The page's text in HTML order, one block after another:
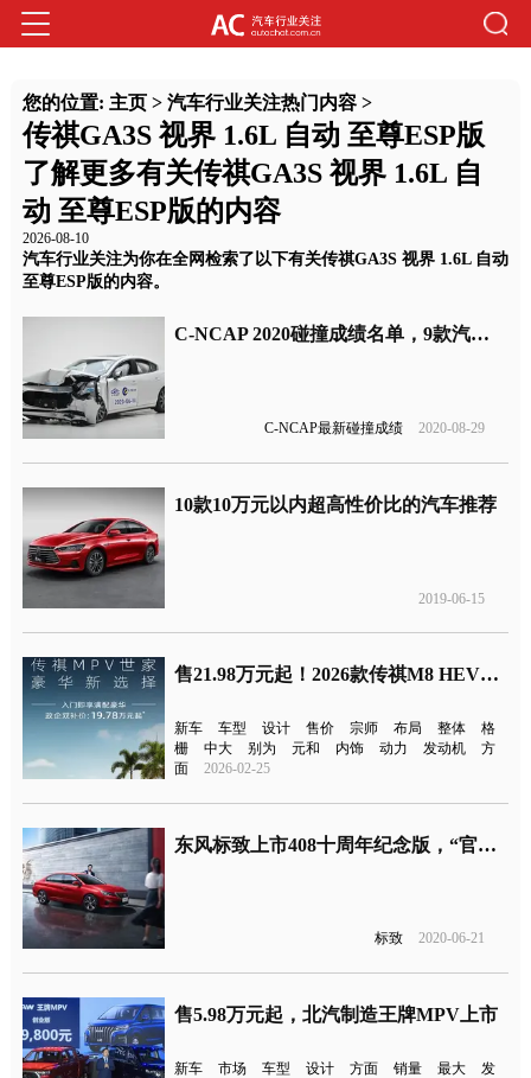
您的位置: 主页> 汽车行业关注热门内容>
传祺GA3S 视界 1.6L 自动 至尊ESP版
了解更多有关传祺GA3S 视界 1.6L 自
动 至尊ESP版的内容
2026-08-10
汽车行业关注为你在全网检索了以下有关传祺GA3S 视界 1.6L 自动
至尊ESP版的内容。
C-NCAP 2020碰撞成绩名单，9款汽车获五星评价
C-NCAP最新碰撞成绩 2020-08-29
10款10万元以内超高性价比的汽车推荐
2019-06-15
售21.98万元起！2026款传祺M8 HEV上市
新车 车型 设计 售价 宗师 布局 整体
格
栅
中大 别为 元和 内饰 动力 发动机
方
面
2026-02-25
东风标致上市408十周年纪念版，“官降”1万元
标致 2020-06-21
售5.98万元起，北汽制造王牌MPV上市
新车 市场 车型 设计 方面 销量 最大
发